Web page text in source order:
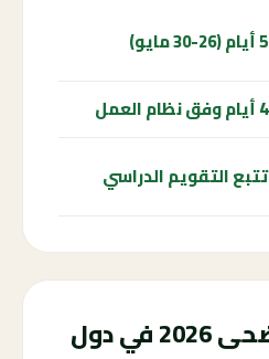
5 أيام (26-30 مايو)
4 أيام وفق نظام العمل
تتبع التقويم الدراسي
موعد عيد الأضحى 2026 في دول